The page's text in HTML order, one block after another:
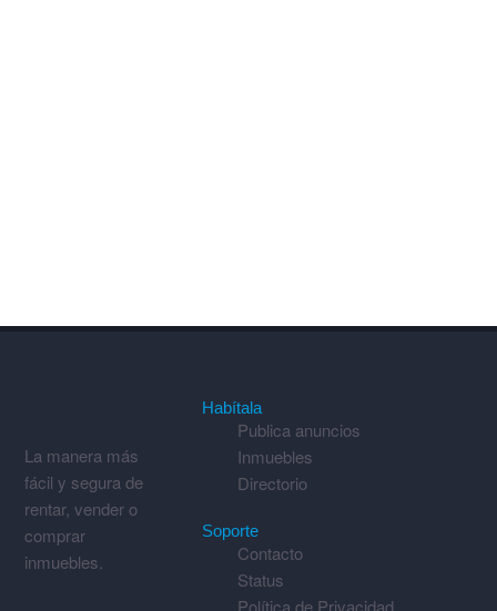
La manera más
fácil y segura de
rentar, vender o
comprar
inmuebles.
Habítala
Publica anuncios
Inmuebles
Directorio
Soporte
Contacto
Status
Política de Privacidad